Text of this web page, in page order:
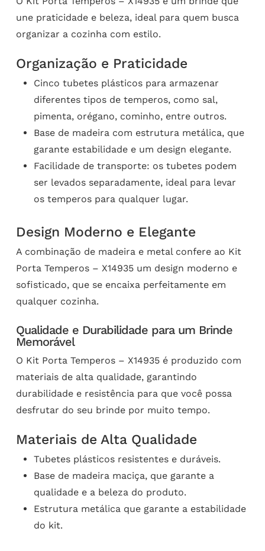
une praticidade e beleza, ideal para quem busca
organizar a cozinha com estilo.
Organização e Praticidade
Cinco tubetes plásticos para armazenar
diferentes tipos de temperos, como sal,
pimenta, orégano, cominho, entre outros.
Base de madeira com estrutura metálica, que
garante estabilidade e um design elegante.
Facilidade de transporte: os tubetes podem
ser levados separadamente, ideal para levar
os temperos para qualquer lugar.
Design Moderno e Elegante
A combinação de madeira e metal confere ao Kit
Porta Temperos – X14935 um design moderno e
sofisticado, que se encaixa perfeitamente em
qualquer cozinha.
Qualidade e Durabilidade para um Brinde
Memorável
O Kit Porta Temperos – X14935 é produzido com
materiais de alta qualidade, garantindo
durabilidade e resistência para que você possa
desfrutar do seu brinde por muito tempo.
Materiais de Alta Qualidade
Tubetes plásticos resistentes e duráveis.
Base de madeira maciça, que garante a
qualidade e a beleza do produto.
Estrutura metálica que garante a estabilidade
do kit.